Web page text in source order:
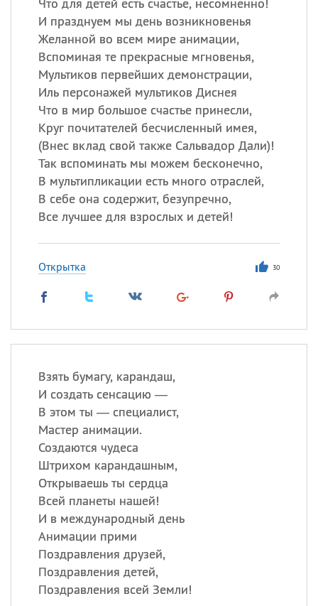
И празднуем мы день возникновенья
Желанной во всем мире анимации,
Вспоминая те прекрасные мгновенья,
Мультиков первейших демонстрации,
Иль персонажей мультиков Диснея
Что в мир большое счастье принесли,
Круг почитателей бесчисленный имея,
(Внес вклад свой также Сальвадор Дали)!
Так вспоминать мы можем бесконечно,
В мультипликации есть много отраслей,
В себе она содержит, безупречно,
Все лучшее для взрослых и детей!
Открытка 30
Взять бумагу, карандаш,
И создать сенсацию —
В этом ты — специалист,
Мастер анимации.
Создаются чудеса
Штрихом карандашным,
Открываешь ты сердца
Всей планеты нашей!
И в международный день
Анимации прими
Поздравления друзей,
Поздравления детей,
Поздравления всей Земли!